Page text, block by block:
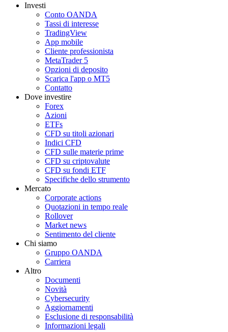
Investi
Conto OANDA
Tassi di interesse
TradingView
App mobile
Cliente professionista
MetaTrader 5
Opzioni di deposito
Scarica l'app o MT5
Contatto
Dove investire
Forex
Azioni
ETFs
CFD su titoli azionari
Indici CFD
CFD sulle materie prime
CFD su criptovalute
CFD su fondi ETF
Specifiche dello strumento
Mercato
Corporate actions
Quotazioni in tempo reale
Rollover
Market news
Sentimento del cliente
Chi siamo
Gruppo OANDA
Carriera
Altro
Documenti
Novità
Cybersecurity
Aggiornamenti
Esclusione di responsabilità
Informazioni legali